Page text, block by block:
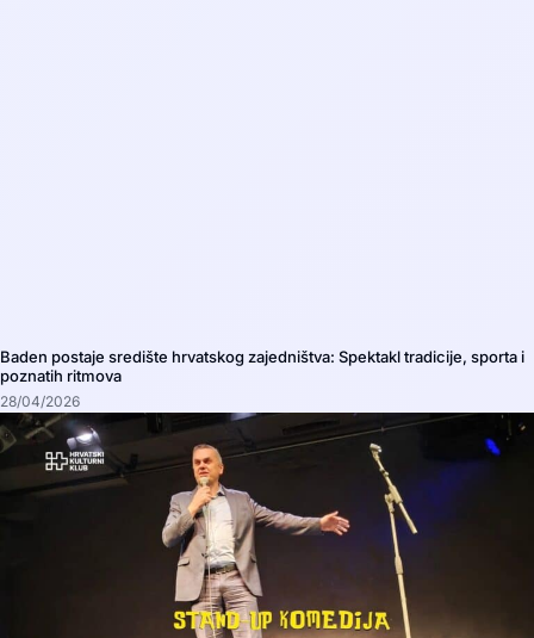
Baden postaje središte hrvatskog zajedništva: Spektakl tradicije, sporta i
poznatih ritmova
28/04/2026